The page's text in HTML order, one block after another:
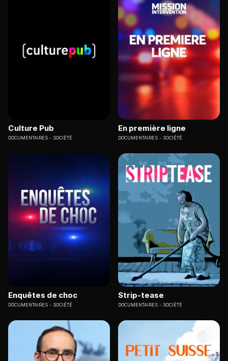
Culture Pub
DOCUMENTAIRES SOCIÉTÉ
En première ligne
DOCUMENTAIRES SOCIÉTÉ
Enquêtes de choc
DOCUMENTAIRES SOCIÉTÉ
Strip-tease
DOCUMENTAIRES SOCIÉTÉ